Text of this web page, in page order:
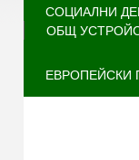
СОЦИАЛНИ
ОБЩ
ЕВРОПЕЙСКИ